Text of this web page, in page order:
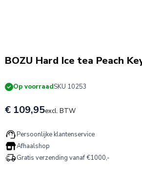
BOZU Hard Ice tea Peach
Op voorraadSKU 10253
€ 109,95excl. BTW
Persoonlijke klantenservice
Afhaalshop
Gratis verzending vanaf €1000,-